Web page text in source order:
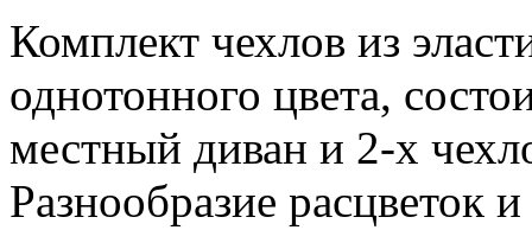
Комплект чехлов из
однотонного цвета,
местный диван и 2-х
Разнообразие расцветок